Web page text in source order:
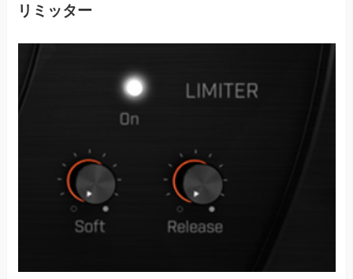
リミッター